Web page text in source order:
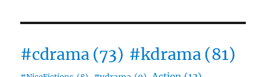
#cdrama (73) #kdrama(81)